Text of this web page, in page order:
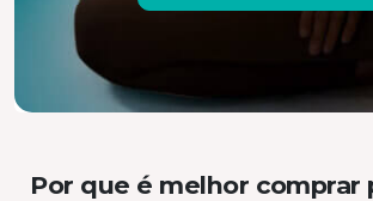
Por que é melhor comprar